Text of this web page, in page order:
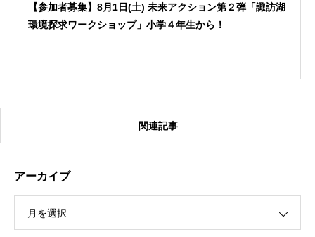
【参加者募集】8月1日(土) 未来アクション第２弾「諏訪湖
環境探求ワークショップ」小学４年生から！
【受付終了】2026大会同日開催！カヤックに乗って諏訪
関連記事
アーカイブ
月を選択